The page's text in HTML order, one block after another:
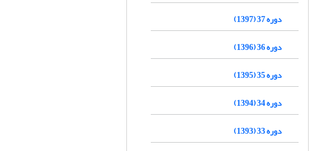
دوره 37 (1397)
دوره 36 (1396)
دوره 35 (1395)
دوره 34 (1394)
دوره 33 (1393)